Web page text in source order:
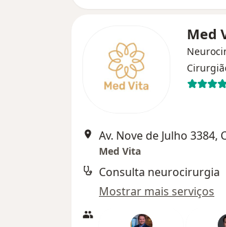
Med
Med Vita
Consulta neurocirurgia
Mostrar mais serviços